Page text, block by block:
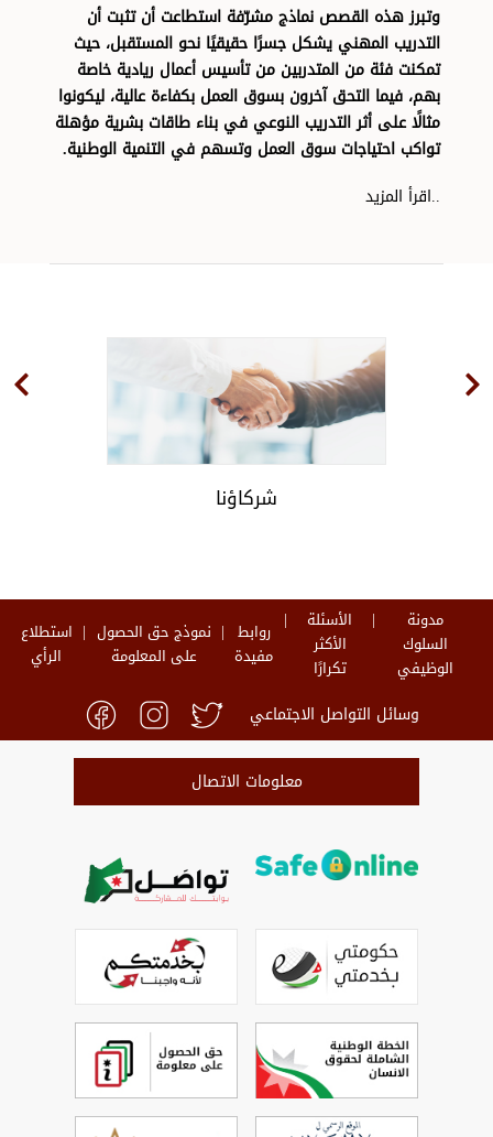
وتبرز هذه القصص نماذج مشرّفة استطاعت أن تثبت أن
التدريب المهني يشكل جسرًا حقيقيًا نحو المستقبل، حيث
تمكنت فئة من المتدربين من تأسيس أعمال ريادية خاصة
بهم، فيما التحق آخرون بسوق العمل بكفاءة عالية، ليكونوا
مثالًا على أثر التدريب النوعي في بناء طاقات بشرية مؤهلة
تواكب احتياجات سوق العمل وتسهم في التنمية الوطنية.
..اقرأ المزيد
شركاؤنا
مدونة
السلوك
الوظيفي
الأسئلة
الأكثر
تكرارًا
روابط
مفيدة
نموذج حق الحصول
على المعلومة
استطلاع
الرأي
وسائل التواصل الاجتماعي
معلومات الاتصال